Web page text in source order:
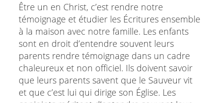
Être un en Christ, c’est rendre notre
témoignage et étudier les Écritures ensemble
à la maison avec notre famille. Les enfants
sont en droit d’entendre souvent leurs
parents rendre témoignage dans un cadre
chaleureux et non officiel. Ils doivent savoir
que leurs parents savent que le Sauveur vit
et que c’est lui qui dirige son Église. Les